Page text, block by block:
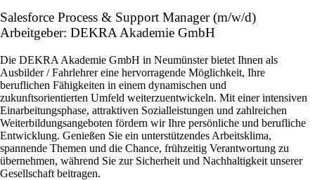
Salesforce Process & Support Manager (m/w/d)
Arbeitgeber: DEKRA Akademie GmbH
Die DEKRA Akademie GmbH in Neumünster bietet Ihnen als
Ausbilder / Fahrlehrer eine hervorragende Möglichkeit, Ihre
beruflichen Fähigkeiten in einem dynamischen und
zukunftsorientierten Umfeld weiterzuentwickeln. Mit einer intensiven
Einarbeitungsphase, attraktiven Sozialleistungen und zahlreichen
Weiterbildungsangeboten fördern wir Ihre persönliche und berufliche
Entwicklung. Genießen Sie ein unterstützendes Arbeitsklima,
spannende Themen und die Chance, frühzeitig Verantwortung zu
übernehmen, während Sie zur Sicherheit und Nachhaltigkeit unserer
Gesellschaft beitragen.